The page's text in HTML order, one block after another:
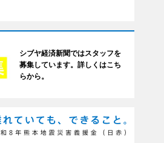
シブヤ経済新聞ではスタッフを
募集しています。詳しくはこち
らから。